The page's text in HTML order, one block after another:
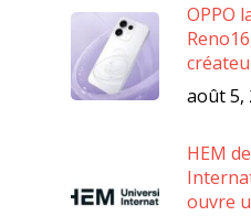
OPPO
août 5,
HEM
ouvre